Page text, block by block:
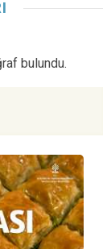
bulundu.